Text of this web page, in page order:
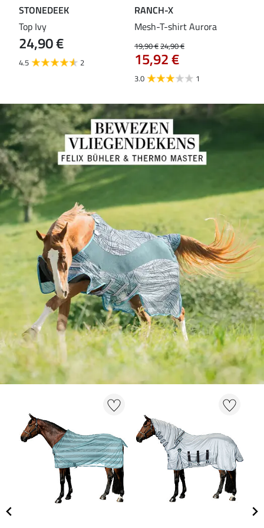
STONEDEEK
Top Ivy
24,90 €
4.5 2
RANCH-X
Mesh-T-shirt Aurora
19,90 €24,90 €
15,92 €
3.0 1